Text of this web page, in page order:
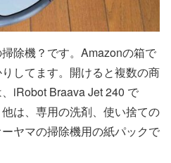
除機？です。Amazonの箱で
してます。開けると複数の商
iRobot Braava Jet 240 で
は、専用の洗剤、使い捨ての
ヤマの掃除機用の紙パックで